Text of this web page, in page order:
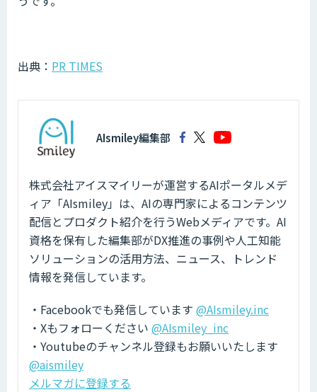
出典： PR TIMES
AIsmiley編集部
株式会社アイスマイリーが運営するAIポータルメデ
ィア「AIsmiley」は、AIの専門家によるコンテンツ
配信とプロダクト紹介を行うWebメディアです。AI
資格を保有した編集部がDX推進の事例や人工知能
ソリューションの活用方法、ニュース、トレンド
情報を発信しています。
・Facebookでも発信しています @AIsmiley.inc
・Xもフォローください @AIsmiley_inc
・Youtubeのチャンネル登録もお願いいたします
@aismiley
メルマガに登録する